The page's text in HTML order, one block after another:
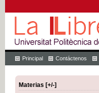
Principal Contáctenos
Materias [+/-]